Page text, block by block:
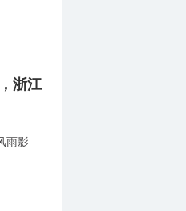
浙江
雨影